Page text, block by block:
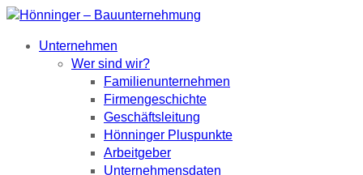
Unternehmen
Wer sind wir?
Familienunternehmen
Firmengeschichte
Geschäftsleitung
Hönninger Pluspunkte
Arbeitgeber
Unternehmensdaten